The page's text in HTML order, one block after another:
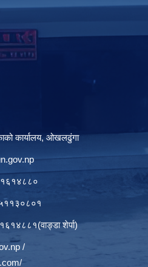
कार्यालय, ओखलढुंगा
शेर्पा)
/
/